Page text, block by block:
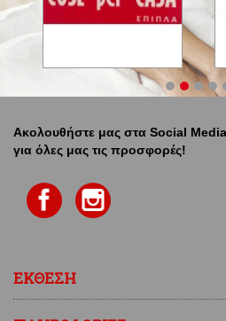
Ακολουθήστε μας στα Social
για όλες μας τις προσφορές!
ΕΚΘΕΣΗ